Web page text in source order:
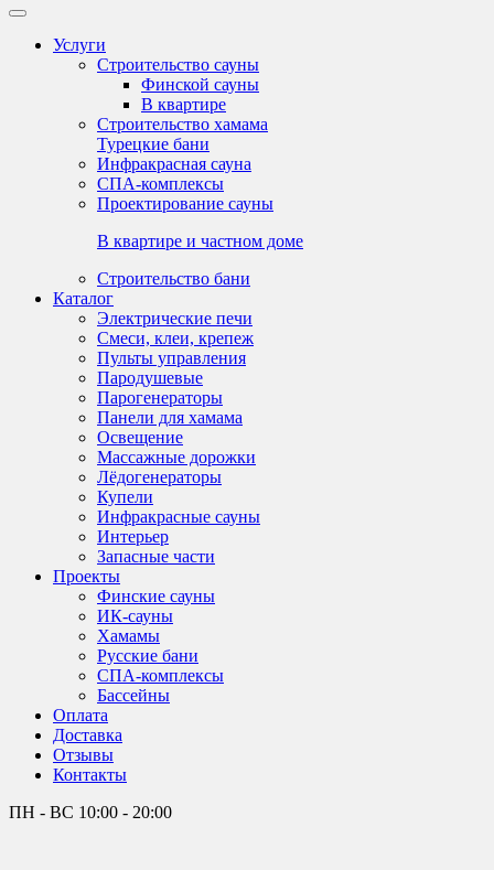
Услуги
Строительство сауны
Финской сауны
В квартире
Строительство хамама
Турецкие бани
Инфракрасная сауна
СПА-комплексы
Проектирование сауны
В квартире и частном доме
Строительство бани
Каталог
Электрические печи
Смеси, клеи, крепеж
Пульты управления
Пародушевые
Парогенераторы
Панели для хамама
Освещение
Массажные дорожки
Лёдогенераторы
Купели
Инфракрасные сауны
Интерьер
Запасные части
Проекты
Финские сауны
ИК-сауны
Хамамы
Русские бани
СПА-комплексы
Бассейны
Оплата
Доставка
Отзывы
Контакты
ПН - ВС 10:00 - 20:00